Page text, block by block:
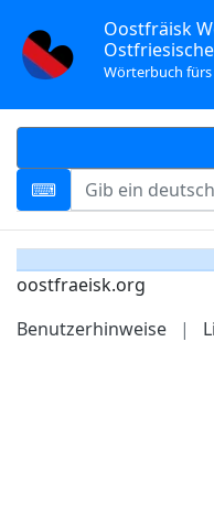
Oostfräisk
Wörterbuch
oostfraeisk.org
Benutzerhinweise
|